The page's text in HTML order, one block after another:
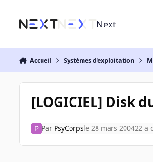
Next
Accueil Systèmes d'exploitation
[LOGICIEL] Disk
Par PsyCorpsle 28 mars 200422 a